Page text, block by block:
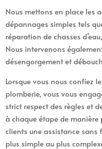
Nous mettons en place les
dépannages simples tels
réparation de chasses
Nous intervenons
désengorgement et
Lorsque vous nous confiez
plomberie, vous vous
strict respect des règles et
à chaque étape de
clients une assistance
plus simple au plus